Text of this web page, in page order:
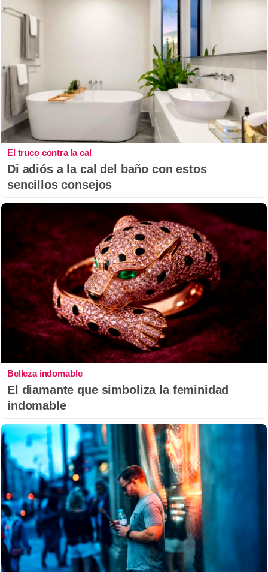
El truco contra la cal
Di adiós a la cal del baño con estos
sencillos consejos
Belleza indomable
El diamante que simboliza la feminidad
indomable